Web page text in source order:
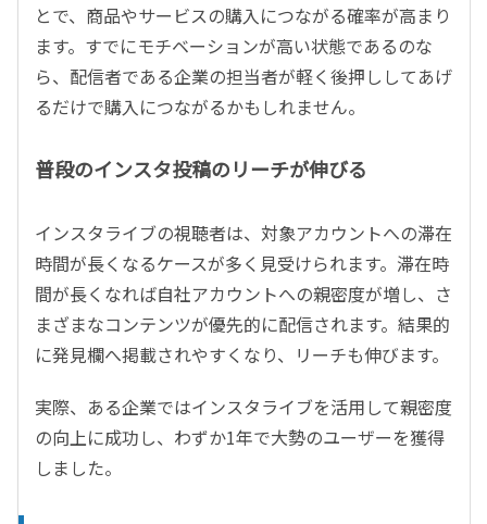
とで、商品やサービスの購入につながる確率が高まり
ます。すでにモチベーションが高い状態であるのな
ら、配信者である企業の担当者が軽く後押ししてあげ
るだけで購入につながるかもしれません。
普段のインスタ投稿のリーチが伸びる
インスタライブの視聴者は、対象アカウントへの滞在
時間が長くなるケースが多く見受けられます。滞在時
間が長くなれば自社アカウントへの親密度が増し、さ
まざまなコンテンツが優先的に配信されます。結果的
に発見欄へ掲載されやすくなり、リーチも伸びます。
実際、ある企業ではインスタライブを活用して親密度
の向上に成功し、わずか1年で大勢のユーザーを獲得
しました。